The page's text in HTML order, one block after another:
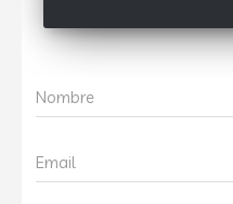
Nombre
Email